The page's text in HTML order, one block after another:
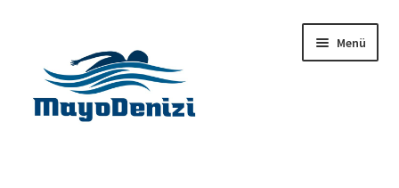
Menü